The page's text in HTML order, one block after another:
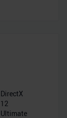
DirectX
12
Ultimate